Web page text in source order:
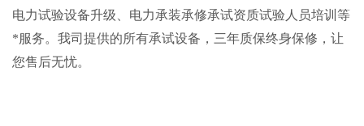
电力试验设备升级、电力承装承修承试资质试验人员培训等
*服务。我司提供的所有承试设备，三年质保终身保修，让
您售后无忧。